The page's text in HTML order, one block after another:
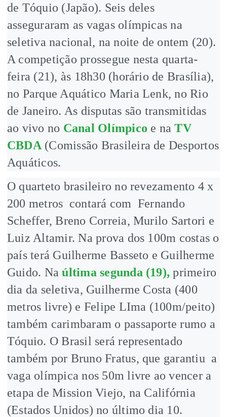
de Tóquio (Japão). Seis deles
asseguraram as vagas olímpicas na
seletiva nacional, na noite de ontem (20).
A competição prossegue nesta quarta-
feira (21), às 18h30 (horário de Brasília),
no Parque Aquático Maria Lenk, no Rio
de Janeiro. As disputas são transmitidas
ao vivo no Canal Olímpico e naTV
CBDA (Comissão Brasileira de Desportos
Aquáticos.
O quarteto brasileiro no revezamento 4 x
200 metros contará com Fernando
Scheffer, Breno Correia, Murilo Sartori e
Luiz Altamir. Na prova dos 100m costas o
país terá Guilherme Basseto e Guilherme
Guido. Naúltima segunda (19),primeiro
dia da seletiva, Guilherme Costa (400
metros livre) e Felipe LIma (100m/peito)
também carimbaram o passaporte rumo a
Tóquio. O Brasil será representado
também por Bruno Fratus, que garantiu a
vaga olímpica nos 50m livre ao vencer a
etapa de Mission Viejo, na Califórnia
(Estados Unidos) no último dia 10.